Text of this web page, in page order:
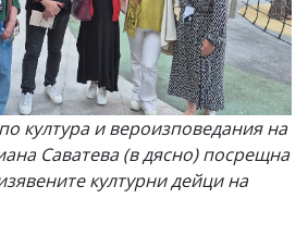
култура и вероизповедания на
Саватева (в дясно) посрещна
културни дейци на